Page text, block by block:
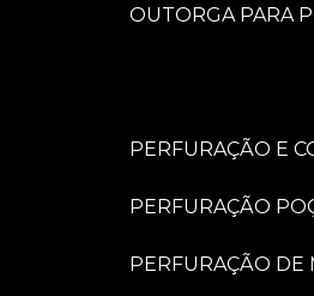
OUTORGA PARA
PERFURAÇÃO E
PERFURAÇÃO
PERFURAÇÃO